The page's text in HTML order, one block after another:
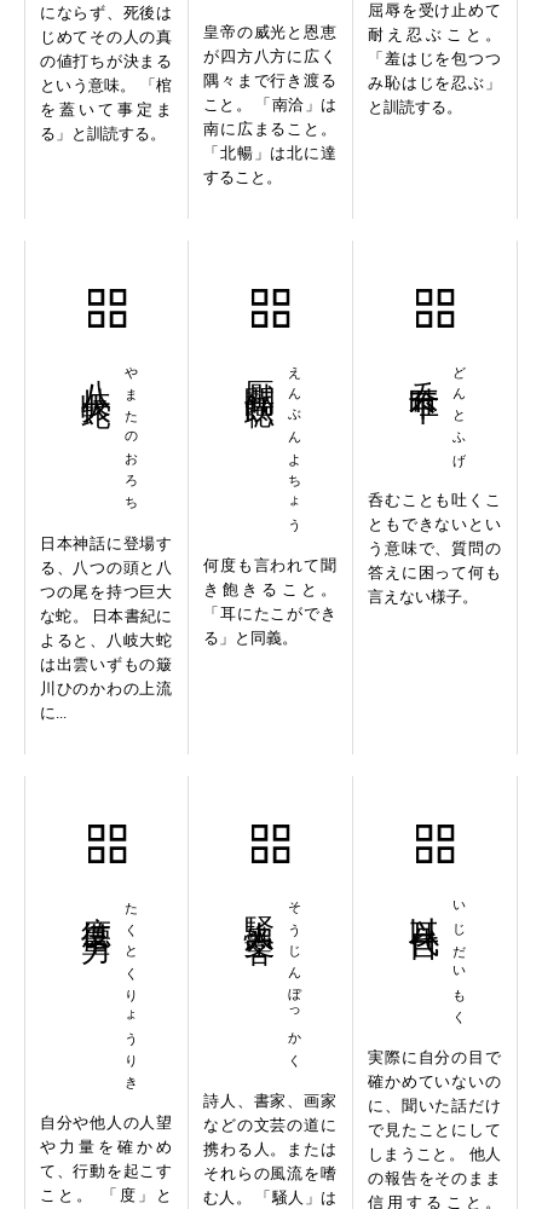
にならず、死後は
じめてその人の真
の値打ちが決まる
という意味。 「棺
を蓋いて事定ま
る」と訓読する。
皇帝の威光と恩恵
が四方八方に広く
隅々まで行き渡る
こと。 「南洽」は
南に広まること。
「北暢」は北に達
すること。
屈辱を受け止めて
耐え忍ぶこと。
「羞はじを包つつ
み恥はじを忍ぶ」
と訓読する。
やまたのおろち
日本神話に登場す
る、八つの頭と八
つの尾を持つ巨大
な蛇。 日本書紀に
よると、八岐大蛇
は出雲いずもの簸
川ひのかわの上流
に...
えんぶんよちょう
何度も言われて聞
き飽きること。
「耳にたこができ
る」と同義。
どんとふげ
呑むことも吐くこ
ともできないとい
う意味で、質問の
答えに困って何も
言えない様子。
たくとくりょうりき
自分や他人の人望
や力量を確かめ
て、行動を起こす
こと。 「度」と
そうじんぼっかく
詩人、書家、画家
などの文芸の道に
携わる人。または
それらの風流を嗜
む人。 「騒人」は
いじだいもく
実際に自分の目で
確かめていないの
に、聞いた話だけ
で見たことにして
しまうこと。 他人
の報告をそのまま
信用すること。